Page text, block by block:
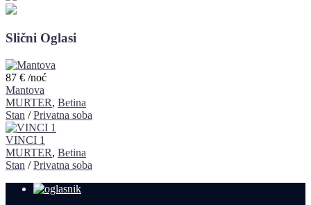
Slični Oglasi
87 € /noć
Mantova
MURTER, Betina
Stan /Privatna soba
VINCI 1
MURTER, Betina
Stan /Privatna soba